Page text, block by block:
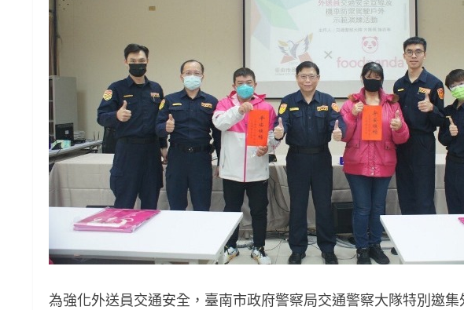
為強化外送員交通安全，臺南市政府警察局交通警察大隊特別邀